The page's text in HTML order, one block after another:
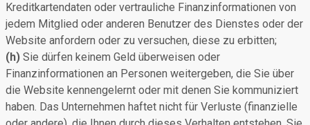
Kreditkartendaten oder vertrauliche Finanzinformationen von
jedem Mitglied oder anderen Benutzer des Dienstes oder der
Website anfordern oder zu versuchen, diese zu erbitten;
(h) Sie dürfen keinem Geld überweisen oder
Finanzinformationen an Personen weitergeben, die Sie über
die Website kennengelernt oder mit denen Sie kommuniziert
haben. Das Unternehmen haftet nicht für Verluste (finanzielle